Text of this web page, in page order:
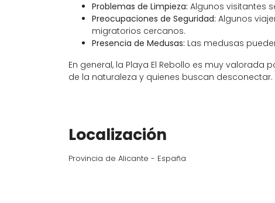
Problemas de Limpieza: Algunos visitantes
Preocupaciones de Seguridad: Algunos
migratorios cercanos.
Presencia de Medusas: Las medusas
En general, la Playa El Rebollo es muy
de la naturaleza y quienes buscan desconectar.
Localización
Provincia de Alicante - España